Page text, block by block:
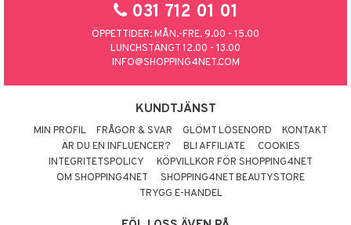
031 712 01 01
ÖPPETTIDER: MÅN.-FRE. 9.00 - 15.00
LUNCHSTÄNGT 12.00 - 13.00
INFO@SHOPPING4NET.COM
KUNDTJÄNST
MIN PROFIL FRÅGOR & SVAR GLÖMT LÖSENORD
KONTAKT
ÄR DU EN INFLUENCER?
BLI AFFILIATE
COOKIES
INTEGRITETSPOLICY
KÖPVILLKOR FÖR SHOPPING4NET
OM SHOPPING4NET
SHOPPING4NET BEAUTYSTORE
TRYGG E-HANDEL